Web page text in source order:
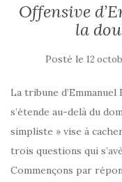
Offensive
la
Posté le 12
La tribune
s’étende au-delà du
simpliste » vise à
trois questions qui
Commençons par